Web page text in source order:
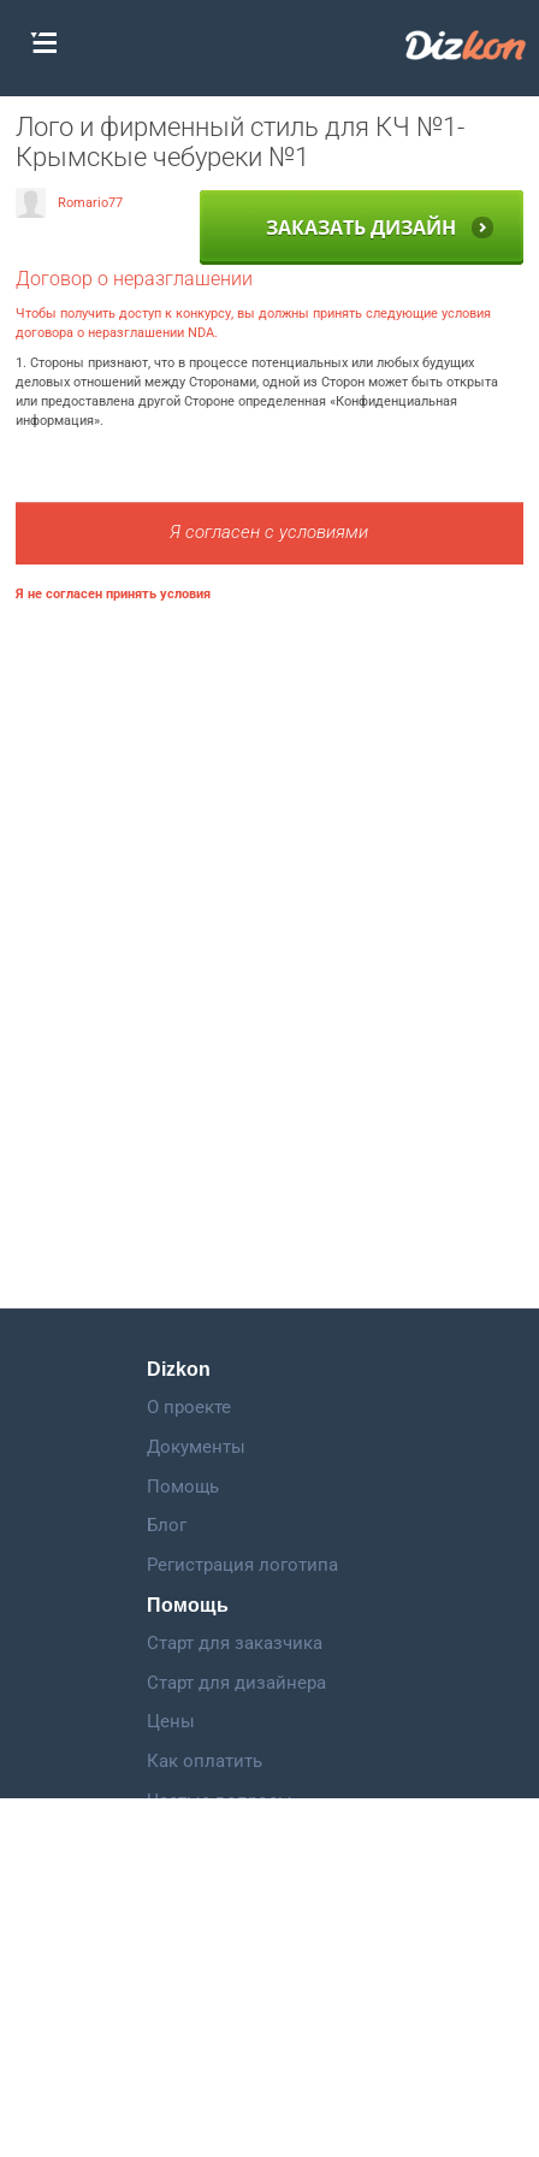
Лого и фирменный стиль для КЧ №1-
Крымскые чебуреки №1
Romario77
ЗАКАЗАТЬ ДИЗАЙН
Договор о неразглашении
Чтобы получить доступ к конкурсу, вы должны принять следующие условия
договора о неразглашении NDA.
1. Стороны признают, что в процессе потенциальных или любых будущих
деловых отношений между Сторонами, одной из Сторон может быть открыта
или предоставлена другой Стороне определенная «Конфиденциальная
информация».
Я согласен с условиями
Я не согласен принять условия
Dizkon
О проекте
Документы
Помощь
Блог
Регистрация логотипа
Помощь
Старт для заказчика
Старт для дизайнера
Цены
Как оплатить
Частые вопросы